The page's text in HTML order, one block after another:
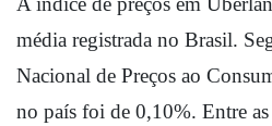
média registrada no Brasil.
Nacional de Preços ao
no país foi de 0,10%. Entre